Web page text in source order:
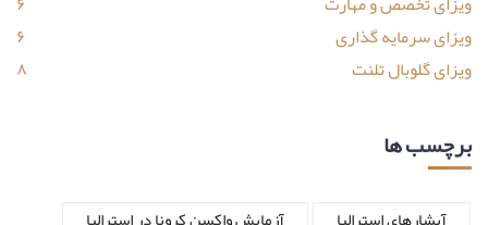
ویزای سرمایه گذاری
۶
ویزای گلوبال تلنت
۸
برچسب ها